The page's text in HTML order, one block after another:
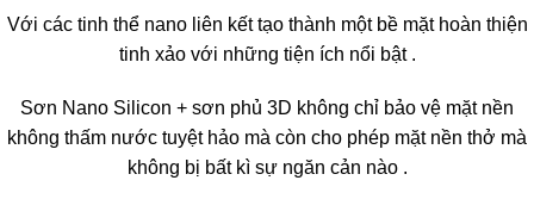
Với các tinh thể nano liên kết tạo thành một bề mặt hoàn thiện
tinh xảo với những tiện ích nổi bật .
Sơn Nano Silicon + sơn phủ 3D không chỉ bảo vệ mặt nền
không thấm nước tuyệt hảo mà còn cho phép mặt nền thở mà
không bị bất kì sự ngăn cản nào .